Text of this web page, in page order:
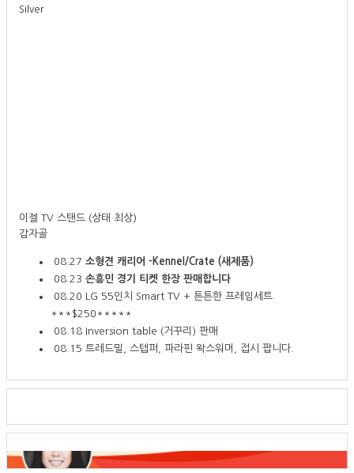
Silver
이젤 TV 스탠드 (상태 최상)
감자골
08.27 소형견 캐리어 -Kennel/Crate (새제품)
08.23 손흥민 경기 티켓 한장 판매합니다
08.20
LG 55인치 Smart TV + 튼튼한 프레임세트
***$250*****
08.18 Inversion table (거꾸리) 판매
08.15 트레드밀, 스텝퍼, 파라핀 왁스워머, 접시 팝니다.